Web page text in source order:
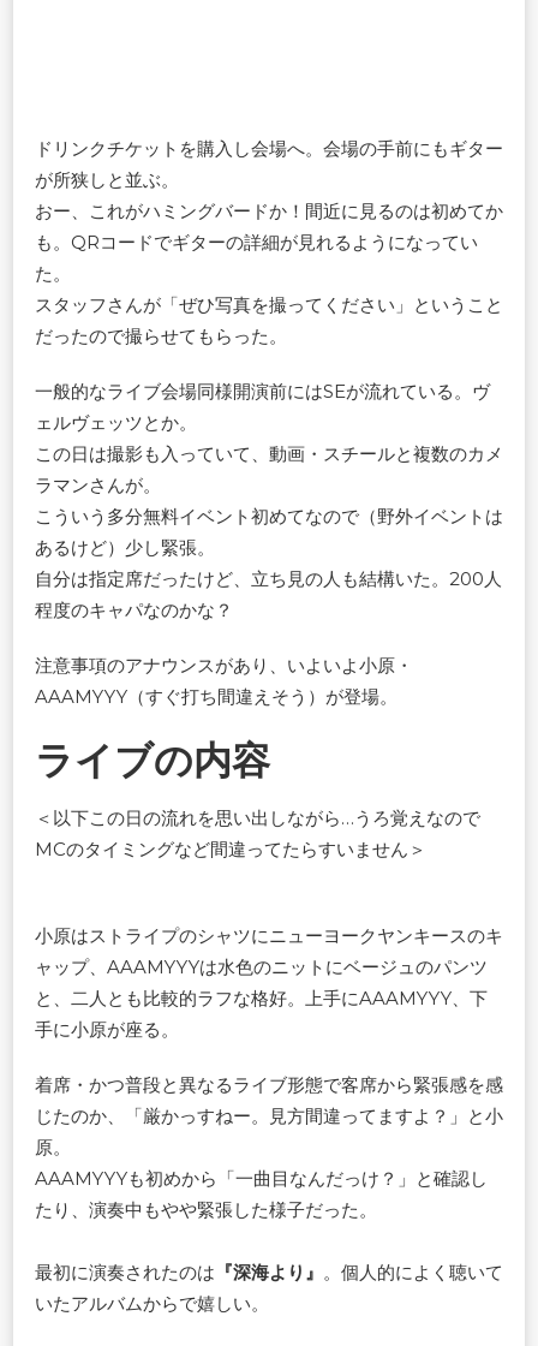
ドリンクチケットを購入し会場へ。会場の手前にもギター
が所狭しと並ぶ。
おー、これがハミングバードか！間近に見るのは初めてか
も。QRコードでギターの詳細が見れるようになってい
た。
スタッフさんが「ぜひ写真を撮ってください」ということ
だったので撮らせてもらった。
一般的なライブ会場同様開演前にはSEが流れている。ヴ
ェルヴェッツとか。
この日は撮影も入っていて、動画・スチールと複数のカメ
ラマンさんが。
こういう多分無料イベント初めてなので（野外イベントは
あるけど）少し緊張。
自分は指定席だったけど、立ち見の人も結構いた。200人
程度のキャパなのかな？
注意事項のアナウンスがあり、いよいよ小原・
AAAMYYY（すぐ打ち間違えそう）が登場。
ライブの内容
＜以下この日の流れを思い出しながら…うろ覚えなので
MCのタイミングなど間違ってたらすいません＞
小原はストライプのシャツにニューヨークヤンキースのキ
ャップ、AAAMYYYは水色のニットにベージュのパンツ
と、二人とも比較的ラフな格好。上手にAAAMYYY、下
手に小原が座る。
着席・かつ普段と異なるライブ形態で客席から緊張感を感
じたのか、「厳かっすねー。見方間違ってますよ？」と小
原。
AAAMYYYも初めから「一曲目なんだっけ？」と確認し
たり、演奏中もやや緊張した様子だった。
最初に演奏されたのは 『深海より』 。個人的によく聴いて
いたアルバムからで嬉しい。